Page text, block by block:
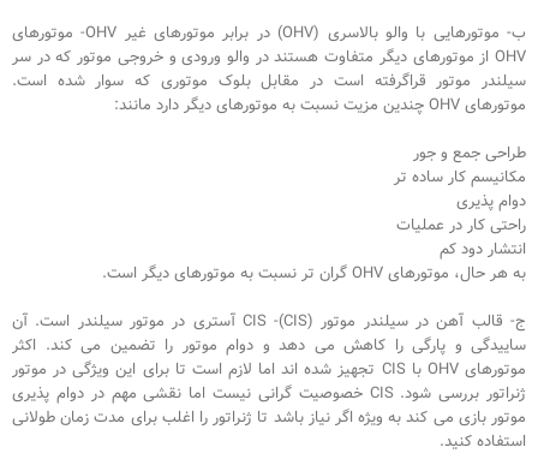
ب- موتورهایی با والو بالاسری (OHV) در برابر موتورهای غیر OHV- موتورهای
OHV از موتورهای دیگر متفاوت هستند در والو ورودی و خروجی موتور که در سر
سیلندر موتور قراگرفته است در مقابل بلوک موتوری که سوار شده است.
موتورهای OHV چندین مزیت نسبت به موتورهای دیگر دارد مانند:
طراحی جمع و جور
مکانیسم کار ساده تر
دوام پذیری
راحتی کار در عملیات
انتشار دود کم
به هر حال، موتورهای OHV گران تر نسبت به موتورهای دیگر است.
ج- قالب آهن در سیلندر موتور (CIS)- CIS آستری در موتور سیلندر است. آن
ساییدگی و پارگی را کاهش می دهد و دوام موتور را تضمین می کند. اکثر
موتورهای OHV با CIS تجهیز شده اند اما لازم است تا برای این ویژگی در موتور
ژنراتور بررسی شود. CIS خصوصیت گرانی نیست اما نقشی مهم در دوام پذیری
موتور بازی می کند به ویژه اگر نیاز باشد تا ژنراتور را اغلب برای مدت زمان طولانی
استفاده کنید.